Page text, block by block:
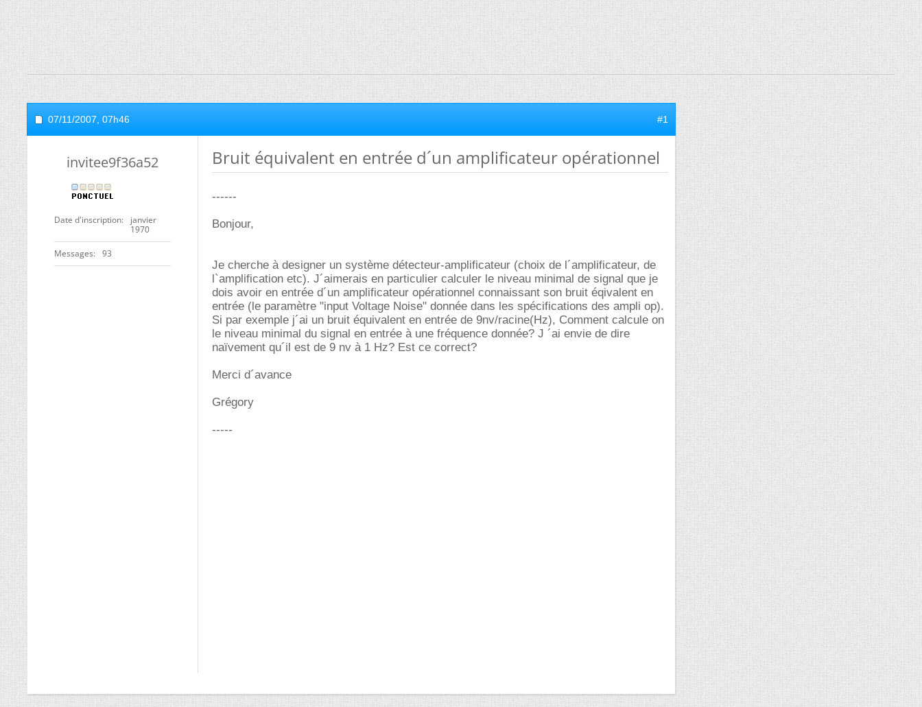
07/11/2007, 07h46 #1
invitee9f36a52
Date d'inscription
janvier
1970
Messages 93
Bruit équivalent en entrée d´un amplificateur opérationnel
------
Bonjour,
Je cherche à designer un système détecteur-amplificateur (choix de l´amplificateur, de
l`amplification etc). J´aimerais en particulier calculer le niveau minimal de signal que je
dois avoir en entrée d´un amplificateur opérationnel connaissant son bruit éqivalent en
entrée (le paramètre "input Voltage Noise" donnée dans les spécifications des ampli op).
Si par exemple j´ai un bruit équivalent en entrée de 9nv/racine(Hz), Comment calcule on
le niveau minimal du signal en entrée à une fréquence donnée? J ´ai envie de dire
naïvement qu´il est de 9 nv à 1 Hz? Est ce correct?
Merci d´avance
Grégory
-----